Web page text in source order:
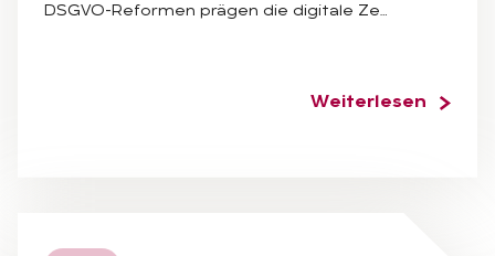
DSGVO-Reformen prägen die digitale Ze…
Weiterlesen